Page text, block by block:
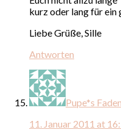
kurz oder lang für ein
Liebe Grüße, Sille
Antworten
Pupe*s
11. Januar 2011 at